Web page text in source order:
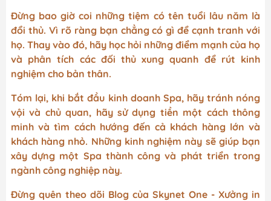
Đừng bao giờ coi những tiệm có tên tuổi lâu năm là
đổi thủ. Vì rõ ràng bạn chẳng có gì để cạnh tranh với
họ. Thay vào đó, hãy học hỏi những điểm mạnh của họ
và phân tích các đối thủ xung quanh để rút kinh
nghiệm cho bản thân.
Tóm lại, khi bắt đầu kinh doanh Spa, hãy tránh nóng
vội và chủ quan, hãy sử dụng tiền một cách thông
minh và tìm cách hướng đến cả khách hàng lớn và
khách hàng nhỏ. Những kinh nghiệm này sẽ giúp bạn
xây dựng một Spa thành công và phát triển trong
ngành công nghiệp này.
Đừng quên theo dõi Blog của Skynet One - Xưởng in